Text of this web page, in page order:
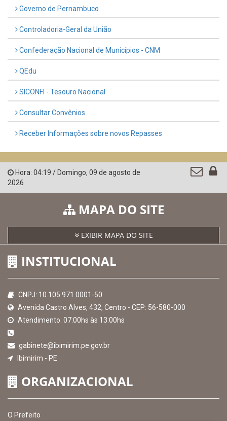
Governo de Pernambuco
Controladoria-Geral da União
Confederação Nacional de Municípios - CNM
QEdu
SICONFI - Tesouro Nacional
Consultar Convênios
Receber Informações sobre novos Repasses
Hora: 04:19 /Domingo, 09 de agosto de
2026
MAPA DO SITE
EXIBIR MAPA DO SITE
INSTITUCIONAL
CNPJ: 10.105.971.0001-50
Avenida Castro Alves, 432, Centro - CEP: 56-580-000
Atendimento: 07:00hs às 13:00hs
gabinete@ibimirim.pe.gov.br
Ibimirim - PE
ORGANIZACIONAL
O Prefeito